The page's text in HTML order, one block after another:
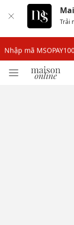
Trải
Nhập mã:
Nhập mã
Nhập mã: